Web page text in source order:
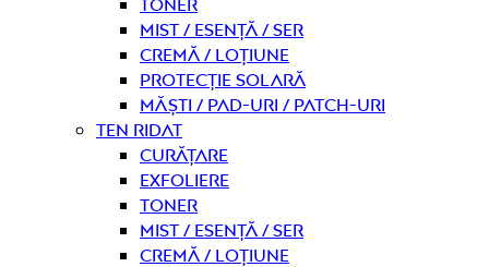
Toner
Mist / Esență / Ser
Cremă / Loțiune
Protecție solară
Măști / Pad-uri / Patch-uri
Ten ridat
curățare
Exfoliere
Toner
Mist / Esență / Ser
Cremă / Loțiune